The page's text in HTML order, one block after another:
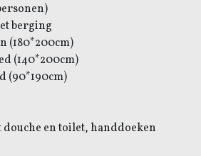
berging
(180*200cm)
(140*200cm)
(90*190cm)
douche en toilet, handdoeken